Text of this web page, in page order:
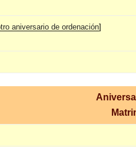
aniversario de ordenación]